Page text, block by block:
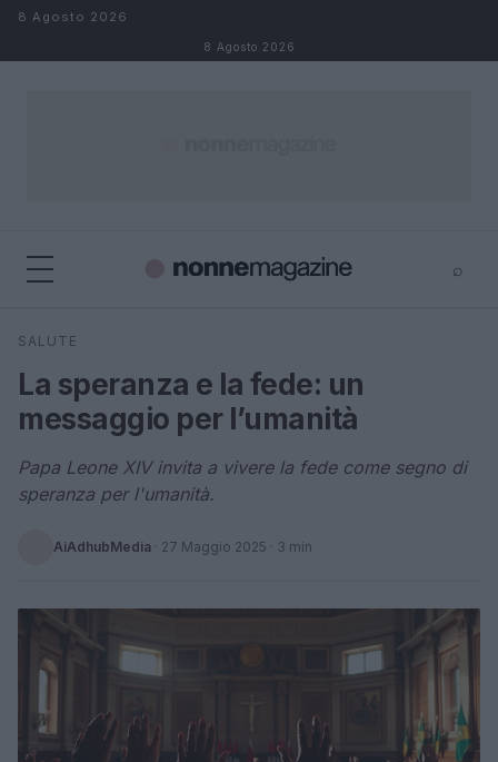
Salta al contenuto
8 Agosto 2026
8 Agosto 2026
⌕
Cerca
SALUTE
La speranza e la fede: un
messaggio per l’umanità
Papa Leone XIV invita a vivere la fede come segno di
speranza per l'umanità.
AiAdhubMedia · 27 Maggio 2025 · 3 min